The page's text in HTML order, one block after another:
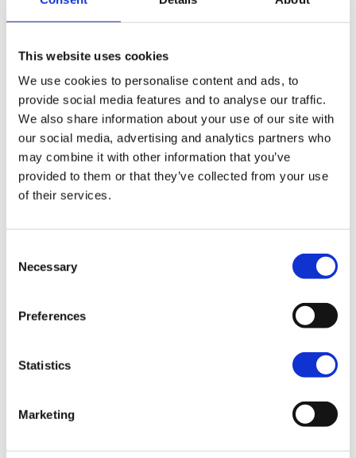
This website uses cookies
We use cookies to personalise content and ads, to
provide social media features and to analyse our traffic.
We also share information about your use of our site with
our social media, advertising and analytics partners who
may combine it with other information that you’ve
provided to them or that they’ve collected from your use
of their services.
Selection
Necessary
Preferences
Statistics
Marketing
eilanden tijdens je reis. De wegen op de Azoren
langs de kust. Enkele wegen slingeren het
binnenland in, steeds hoger tot de bergtoppen
dichterbij komen. Je kunt op sommige plekken ook
offroad naar meer afgelegen accommodaties en
plaatsen.
Eilandhoppen tijdens een